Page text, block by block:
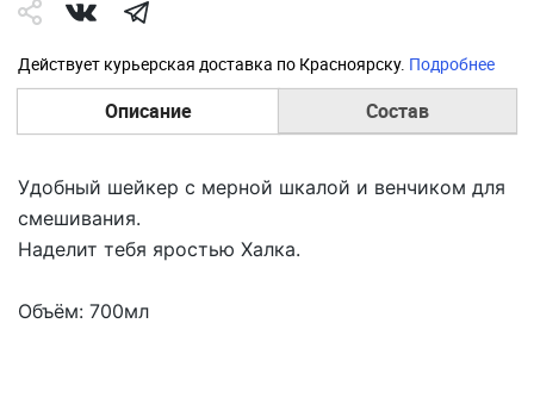
Действует курьерская доставка по Красноярску. Подробнее
Описание Состав
Удобный шейкер с мерной шкалой и венчиком для
смешивания.
Наделит тебя яростью Халка.
Объём: 700мл